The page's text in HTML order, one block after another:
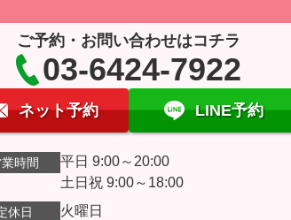
ご予約・お問い合わせはコチラ
03-6424-7922
ネット予約 LINE予約
時間
平日 9:00～20:00
土日祝 9:00～18:00
休日 火曜日